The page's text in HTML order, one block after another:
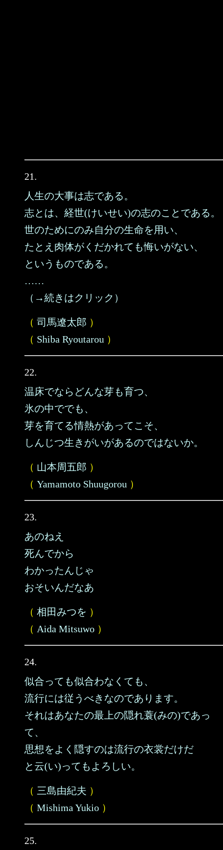
21.
人生の大事は志である。
志とは、経世(けいせい)の志のことである。
世のためにのみ自分の生命を用い、
たとえ肉体がくだかれても悔いがない、
というものである。
……
（→続きはクリック）
（ 司馬遼太郎 ）
（ Shiba Ryoutarou ）
22.
温床でならどんな芽も育つ、
氷の中ででも、
芽を育てる情熱があってこそ、
しんじつ生きがいがあるのではないか。
（ 山本周五郎 ）
（ Yamamoto Shuugorou ）
23.
あのねえ
死んでから
わかったんじゃ
おそいんだなあ
（ 相田みつを ）
（ Aida Mitsuwo ）
24.
似合っても似合わなくても、
流行には従うべきなのであります。
それはあなたの最上の隠れ蓑(みの)であっ
て、
思想をよく隠すのは流行の衣裳だけだ
と云(い)ってもよろしい。
（ 三島由紀夫 ）
（ Mishima Yukio ）
25.